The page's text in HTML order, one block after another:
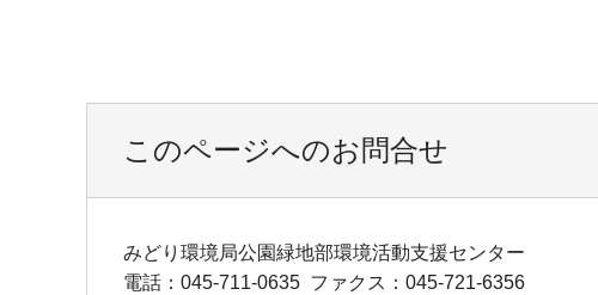
このページへのお問合せ
みどり環境局公園緑地部環境活動支援センター
電話：045-711-0635 ファクス：045-721-6356